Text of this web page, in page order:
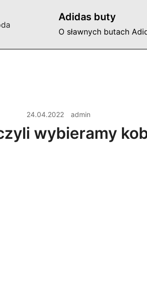
Adidas buty
O sławnych butach
24.04.2022 admin
wybieramy